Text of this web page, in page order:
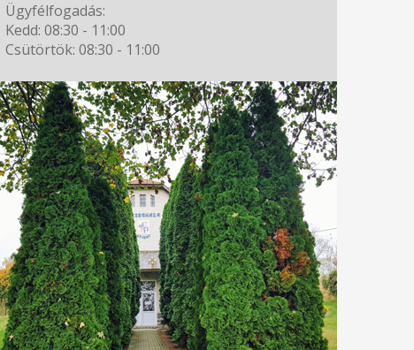
Ügyfélfogadás:
Kedd: 08:30 - 11:00
Csütörtök: 08:30 - 11:00